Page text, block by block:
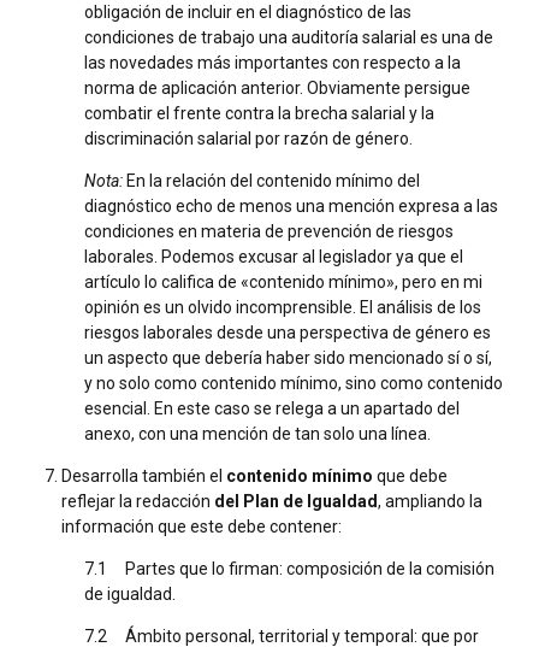
obligación de incluir en el diagnóstico de las
condiciones de trabajo una auditoría salarial es una de
las novedades más importantes con respecto a la
norma de aplicación anterior. Obviamente persigue
combatir el frente contra la brecha salarial y la
discriminación salarial por razón de género.
Nota:En la relación del contenido mínimo del
diagnóstico echo de menos una mención expresa a las
condiciones en materia de prevención de riesgos
laborales. Podemos excusar al legislador ya que el
artículo lo califica de «contenido mínimo», pero en mi
opinión es un olvido incomprensible. El análisis de los
riesgos laborales desde una perspectiva de género es
un aspecto que debería haber sido mencionado sí o sí,
y no solo como contenido mínimo, sino como contenido
esencial. En este caso se relega a un apartado del
anexo, con una mención de tan solo una línea.
Desarrolla también el contenido mínimo que debe
reflejar la redacción del Plan de Igualdad, ampliando la
información que este debe contener:
7.1 Partes que lo firman: composición de la comisión
de igualdad.
7.2 Ámbito personal, territorial y temporal: que por